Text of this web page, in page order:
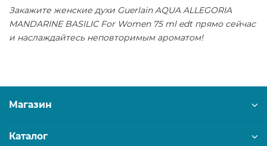
Закажите женские духи Guerlain AQUA ALLEGORIA
MANDARINE BASILIC For Women 75 ml edt прямо сейчас
и наслаждайтесь неповторимым ароматом!
Магазин
Каталог